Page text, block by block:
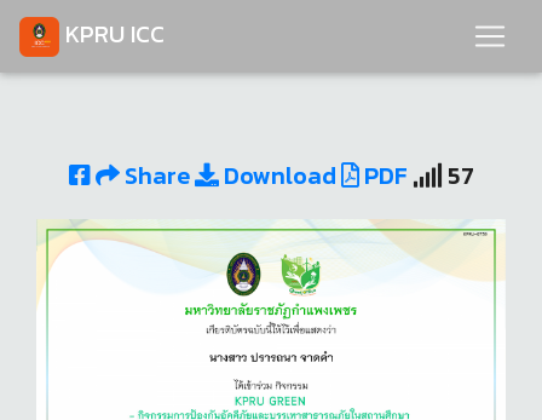
KPRU ICC
Share Download PDF 57